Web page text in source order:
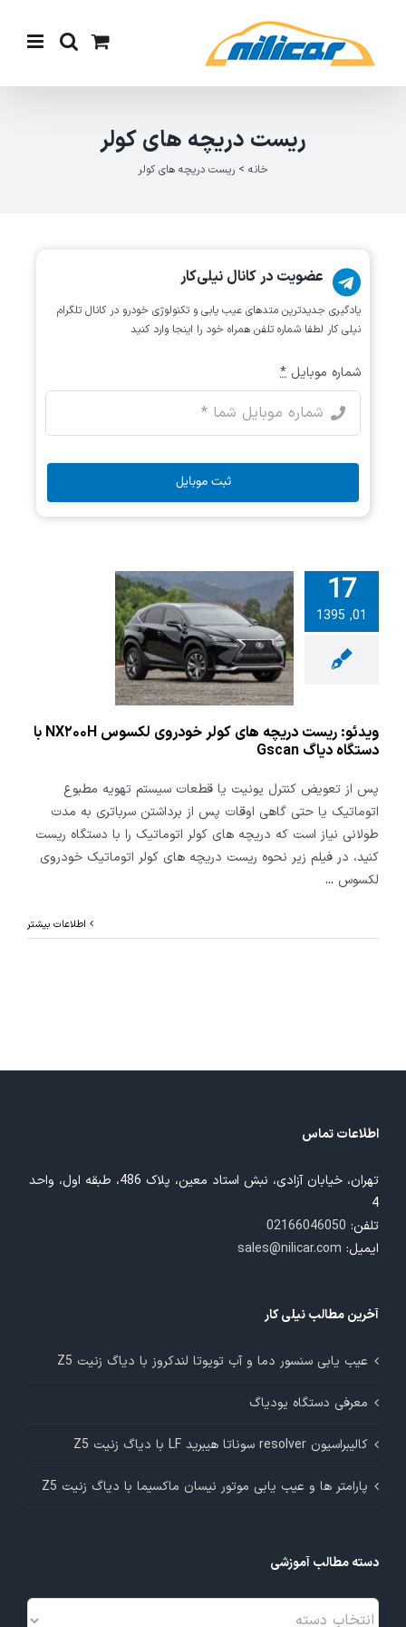
content
ریست دریچه های کولر
خانه > ریست دریچه های کولر
17
01, 1395
ریست دریچه
لکسوس NX۲۰۰H با
ویدئو: ریست دریچه های کولر خودروی لکسوس NX۲۰۰H با
دستگاه دیاگ Gscan
پس از تعویض کنترل یونیت یا قطعات سیستم تهویه مطبوع
اتوماتیک یا حتی گاهی اوقات پس از برداشتن سرباتری به مدت
طولانی نیاز است که دریچه های کولر اتوماتیک را با دستگاه ریست
کنید، در فیلم زیر نحوه ریست دریچه های کولر اتوماتیک خودروی
لکسوس ...
اطلاعات بیشتر
عضویت در کانال نیلی‌کار
یادگیری جدیدترین متد‌های عیب یابی‌ و تکنولوژی خودرو در کانال تلگرام
نیلی کار لطفا شماره تلفن همراه خود را اینجا وارد کنید
شماره موبایل *
ثبت موبایل
اطلاعات تماس
تهران، خیابان آزادی، نبش استاد معین، پلاک 486، طبقه اول، واحد
4
تلفن: 02166046050
ایمیل: sales@nilicar.com
آخرین مطالب نیلی کار
عیب یابی سنسور دما و آب تویوتا لندکروز با دیاگ زنیت Z5
معرفی دستگاه یودیاگ
کالیبراسیون resolver سوناتا هیبرید LF با دیاگ زنیت Z5
پارامتر ها و عیب یابی موتور نیسان ماکسیما با دیاگ زنیت Z5
دسته مطالب آموزشی
دسته